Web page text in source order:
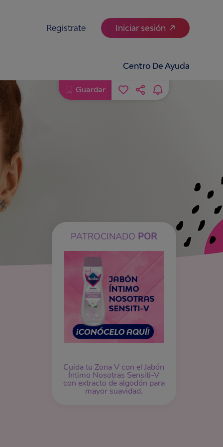
Registrate Iniciar sesión
Centro De Ayuda
PATROCINADO POR
Cuida tu Zona V con el Jabón
Íntimo Nosotras Sensiti-V
con extracto de algodón para
mayor suavidad.
Guardar